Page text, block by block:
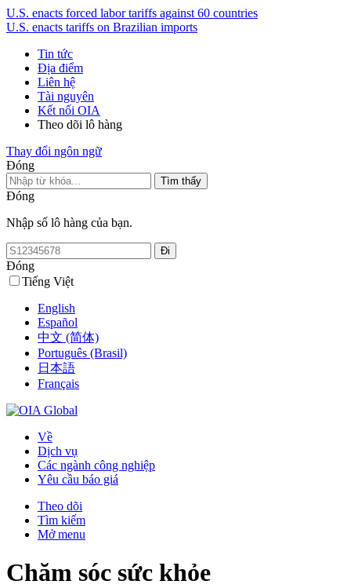
U.S. enacts forced labor tariffs against 60 countries
U.S. enacts tariffs on Brazilian imports
Tin tức
Địa điểm
Liên hệ
Tài nguyên
Kết nối OIA
Theo dõi lô hàng
Thay đổi ngôn ngữ
Đóng
Đóng
Nhập số lô hàng của bạn.
Đóng
Tiếng Việt
English
Español
中文 (简体)
Português (Brasil)
日本語
Français
Về
Dịch vụ
Các ngành công nghiệp
Yêu cầu báo giá
Theo dõi
Tìm kiếm
Mở menu
Chăm sóc sức khỏe